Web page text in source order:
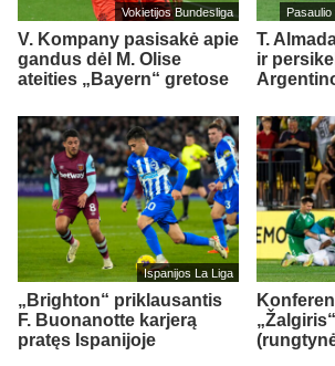
Vokietijos Bundesliga
V. Kompany pasisakė apie
gandus dėl M. Olise
ateities „Bayern“ gretose
T.
ir
Ispanijos La Liga
„Brighton“ priklausantis
F. Buonanotte karjerą
pratęs Ispanijoje